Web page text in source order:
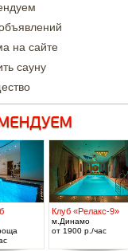
на сайте
сауну
Клуб «Релакс-9»
м.Динамо
от 1900 р./час